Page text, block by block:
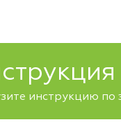
инструкцию по